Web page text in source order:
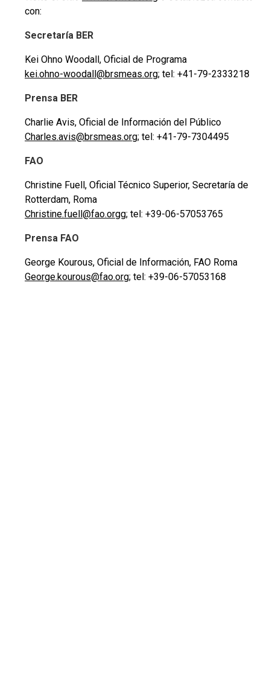
con:
Secretaría BER
Kei Ohno Woodall, Oficial de Programa
kei.ohno-woodall@brsmeas.org; tel: +41-79-2333218
Prensa BER
Charlie Avis, Oficial de Información del Público
Charles.avis@brsmeas.org; tel: +41-79-7304495
FAO
Christine Fuell, Oficial Técnico Superior, Secretaría de
Rotterdam, Roma
Christine.fuell@fao.orgg; tel: +39-06-57053765
Prensa FAO
George Kourous, Oficial de Información, FAO Roma
George.kourous@fao.org; tel: +39-06-57053168